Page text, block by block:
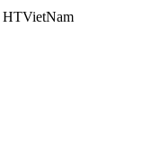
HTVietNam